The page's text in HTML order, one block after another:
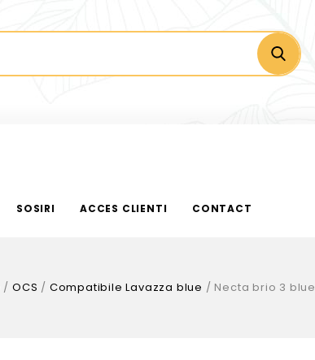
SOSIRI ACCES CLIENTI CONTACT
/ OCS / Compatibile Lavazza blue / Necta brio 3 blue